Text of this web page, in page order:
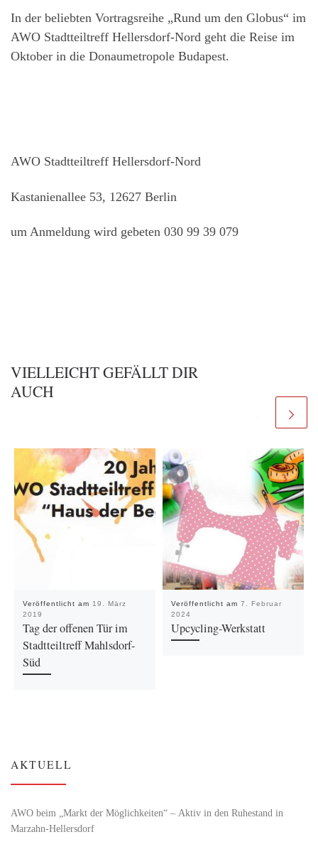
In der beliebten Vortragsreihe „Rund um den Globus“ im
AWO Stadtteiltreff Hellersdorf-Nord geht die Reise im
Oktober in die Donaumetropole Budapest.
AWO Stadtteiltreff Hellersdorf-Nord
Kastanienallee 53, 12627 Berlin
um Anmeldung wird gebeten 030 99 39 079
VIELLEICHT GEFÄLLT DIR
AUCH
Veröffentlicht am 19. März
2019
Tag der offenen Tür im
Stadtteiltreff Mahlsdorf-
Süd
Veröffentlicht am 7. Februar
2024
Upcycling-Werkstatt
AKTUELL
AWO beim „Markt der Möglichkeiten“ – Aktiv in den Ruhestand in
Marzahn-Hellersdorf